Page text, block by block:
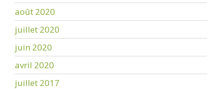
août 2020
juillet 2020
juin 2020
avril 2020
juillet 2017